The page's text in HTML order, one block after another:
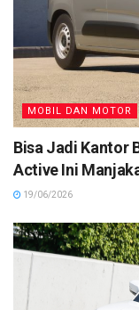
MOBIL DAN MOTOR
Bisa Jadi Kantor
Active Ini
19/06/2026